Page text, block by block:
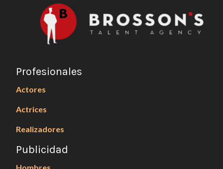
Profesionales
Actores
Actrices
Realizadores
Publicidad